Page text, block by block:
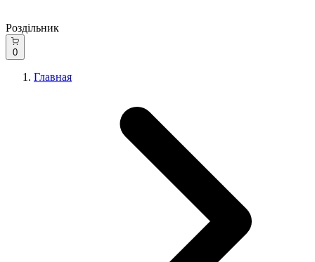
Роздільник
0
Главная